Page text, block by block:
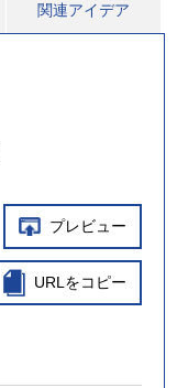
関連アイデア
プレビュー
URLをコピー